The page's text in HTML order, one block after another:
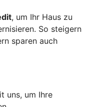
, um Ihr Haus zu
So steigern
sparen auch
uns, um Ihre